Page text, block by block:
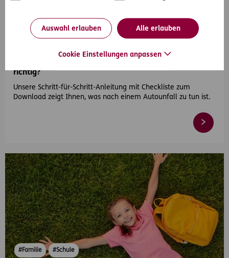
Auswahl erlauben Alle erlauben
Cookie Einstellungen anpassen
#Auto
Autounfall – was tun und wie verhalte ich mich
richtig?
Unsere Schritt-für-Schritt-Anleitung mit Checkliste zum
Download zeigt Ihnen, was nach einem Autounfall zu tun ist.
#Familie #Schule